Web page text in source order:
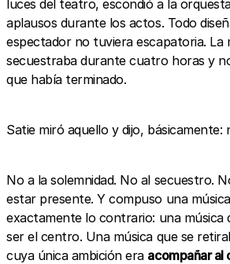
luces del teatro, escondió a la
aplausos durante los actos. Todo
espectador no tuviera escapatoria. La
secuestraba durante cuatro horas y
que había terminado.
Satie miró aquello y dijo, básicamente:
No a la solemnidad. No al secuestro.
estar presente. Y compuso una
exactamente lo contrario: una música
ser el centro. Una música que se
cuya única ambición era acompañar al